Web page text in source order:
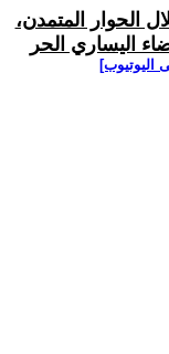
الحوار المتمدن،
اليساري الحر
اليوتيوب]